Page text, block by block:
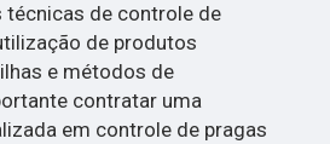
técnicas de controle de
de produtos
e métodos de
contratar uma
em controle de pragas